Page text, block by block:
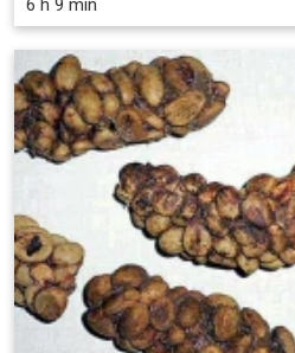
6 h 9 min